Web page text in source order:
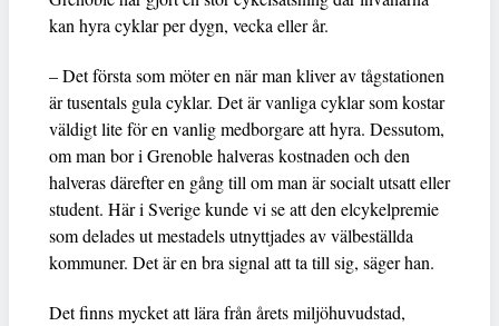
kan hyra cyklar per dygn, vecka eller år.
– Det första som möter en när man kliver av tågstationen
är tusentals gula cyklar. Det är vanliga cyklar som kostar
väldigt lite för en vanlig medborgare att hyra. Dessutom,
om man bor i Grenoble halveras kostnaden och den
halveras därefter en gång till om man är socialt utsatt eller
student. Här i Sverige kunde vi se att den elcykelpremie
som delades ut mestadels utnyttjades av välbeställda
kommuner. Det är en bra signal att ta till sig, säger han.
Det finns mycket att lära från årets miljöhuvudstad,